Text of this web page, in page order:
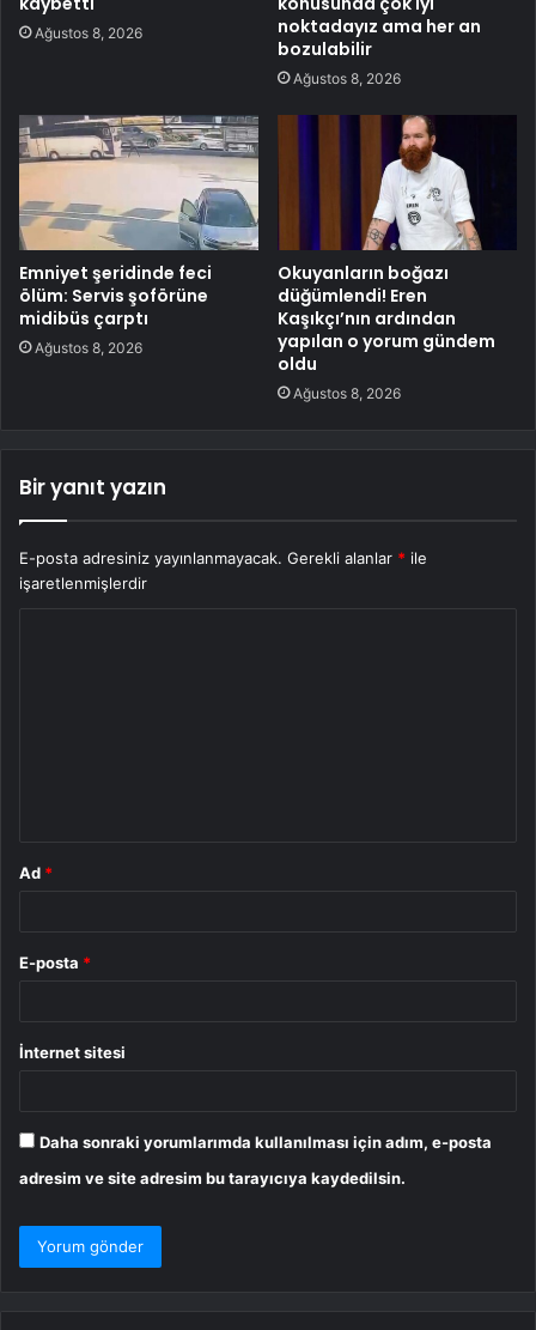
Ağustos 8, 2026
noktadayız ama her an
bozulabilir
Ağustos 8, 2026
Emniyet şeridinde feci
ölüm: Servis şoförüne
midibüs çarptı
Ağustos 8, 2026
Okuyanların boğazı
düğümlendi! Eren
Kaşıkçı’nın ardından
yapılan o yorum gündem
oldu
Ağustos 8, 2026
Bir yanıt yazın
E-posta adresiniz yayınlanmayacak. Gerekli alanlar * ile
işaretlenmişlerdir
Ad *
E-posta *
İnternet sitesi
Daha sonraki yorumlarımda kullanılması için adım, e-posta
adresim ve site adresim bu tarayıcıya kaydedilsin.